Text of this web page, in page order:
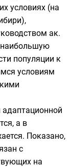
условиях (на
ак.
популяции к
условиям
адаптационной
а в
Показано,
с
на